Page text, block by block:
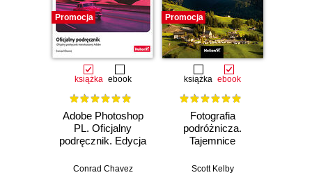
Promocja
książka ebook
Adobe Photoshop
PL. Oficjalny
podręcznik. Edycja
Conrad Chavez
Promocja
książka ebook
Fotografia
podróżnicza.
Tajemnice
wyjaśnione krok po
Scott Kelby